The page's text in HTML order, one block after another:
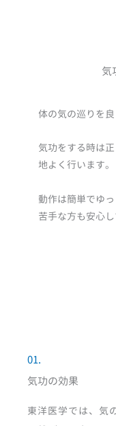
気
体の気の巡りを
気功をする時は
地よく行います。
動作は簡単でゆ
苦手な方も安心し
01.
気功の効果
東洋医学では、気